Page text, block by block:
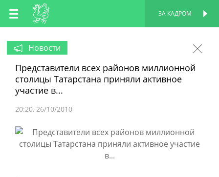
RU
EN
ЗА КАДРОМ
Новости
Представители всех районов миллионной
столицы Татарстана приняли активное
участие в...
20:20 26/10/2010
ПЕРСОНАЛЬНАЯ